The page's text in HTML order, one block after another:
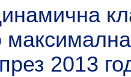
2013